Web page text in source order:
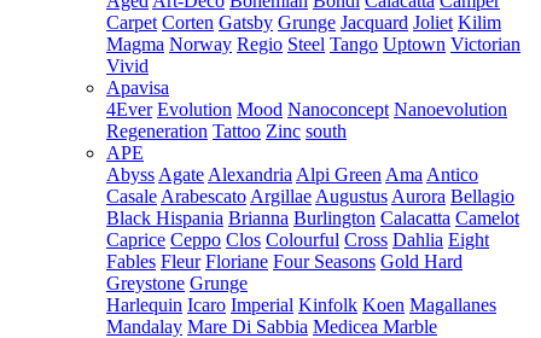
Carpet Corten Gatsby Grunge Jacquard Joliet Kilim
Magma Norway Regio Steel Tango Uptown Victorian
Vivid
Apavisa
4Ever Evolution Mood Nanoconcept Nanoevolution
Regeneration Tattoo Zinc south
APE
Abyss Agate Alexandria Alpi Green Ama Antico
Casale Arabescato Argillae Augustus Aurora Bellagio
Black Hispania Brianna Burlington Calacatta Camelot
Caprice Ceppo Clos Colourful Cross Dahlia Eight
Fables Fleur Floriane Four Seasons Gold Hard
Greystone Grunge
Harlequin Icaro Imperial Kinfolk Koen Magallanes
Mandalay Mare Di Sabbia Medicea Marble